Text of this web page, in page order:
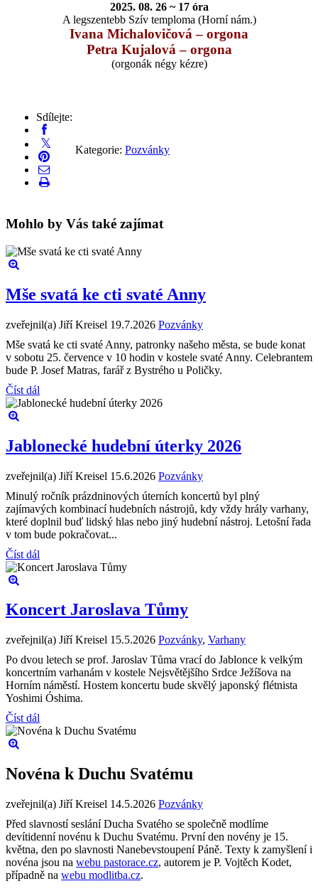
2025. 08. 26 ~ 17 óra
A legszentebb Szív temploma (Horní nám.)
Ivana Michalovičová – orgona
Petra Kujalová – orgona
(orgonák négy kézre)
Sdílejte:
Kategorie: Pozvánky
Mohlo by Vás také zajímat
Mše svatá ke cti svaté Anny
zveřejnil(a) Jiří Kreisel 19.7.2026 Pozvánky
Mše svatá ke cti svaté Anny, patronky našeho města, se bude konat
v sobotu 25. července v 10 hodin v kostele svaté Anny. Celebrantem
bude P. Josef Matras, farář z Bystrého u Poličky.
Číst dál
Jablonecké hudební úterky 2026
zveřejnil(a) Jiří Kreisel 15.6.2026 Pozvánky
Minulý ročník prázdninových úterních koncertů byl plný
zajímavých kombinací hudebních nástrojů, kdy vždy hrály varhany,
které doplnil buď lidský hlas nebo jiný hudební nástroj. Letošní řada
v tom bude pokračovat...
Číst dál
Koncert Jaroslava Tůmy
zveřejnil(a) Jiří Kreisel 15.5.2026 Pozvánky, Varhany
Po dvou letech se prof. Jaroslav Tůma vrací do Jablonce k velkým
koncertním varhanám v kostele Nejsvětějšího Srdce Ježíšova na
Horním náměstí. Hostem koncertu bude skvělý japonský flétnista
Yoshimi Óshima.
Číst dál
Novéna k Duchu Svatému
zveřejnil(a) Jiří Kreisel 14.5.2026 Pozvánky
Před slavností seslání Ducha Svatého se společně modlíme
devítidenní novénu k Duchu Svatému. První den novény je 15.
května, den po slavnosti Nanebevstoupení Páně. Texty k zamyšlení i
novéna jsou na webu pastorace.cz, autorem je P. Vojtěch Kodet,
případně na webu modlitba.cz.